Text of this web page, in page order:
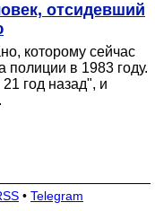
отсидевший
которому сейчас
в 1983 году.
год назад", и
• Telegram